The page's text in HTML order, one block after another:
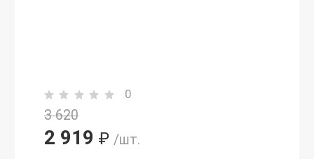
0
3 620
2 919 ₽ /шт.